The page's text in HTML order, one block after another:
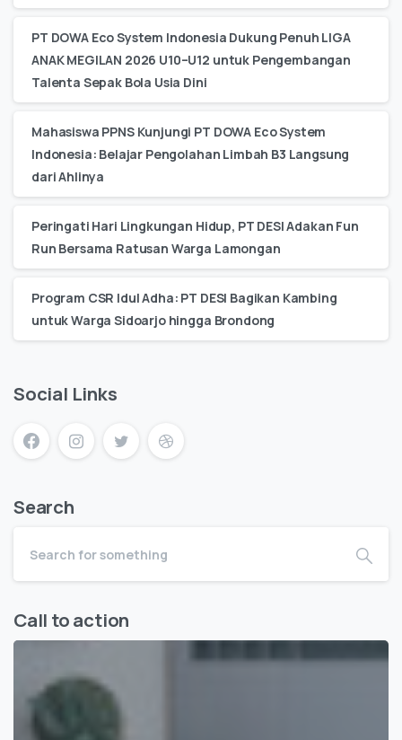
PT DOWA Eco System Indonesia Dukung Penuh LIGA
ANAK MEGILAN 2026 U10–U12 untuk Pengembangan
Talenta Sepak Bola Usia Dini
Mahasiswa PPNS Kunjungi PT DOWA Eco System
Indonesia: Belajar Pengolahan Limbah B3 Langsung
dari Ahlinya
Peringati Hari Lingkungan Hidup, PT DESI Adakan Fun
Run Bersama Ratusan Warga Lamongan
Program CSR Idul Adha: PT DESI Bagikan Kambing
untuk Warga Sidoarjo hingga Brondong
Social Links
Search
Call to action